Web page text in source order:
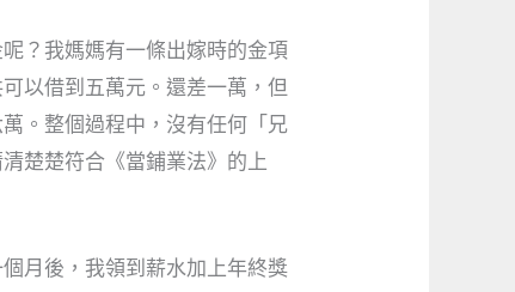
？我媽媽有一條出嫁時的金項
以借到五萬元。還差一萬，但
。整個過程中，沒有任何「兄
楚楚符合《當鋪業法》的上
月後，我領到薪水加上年終獎